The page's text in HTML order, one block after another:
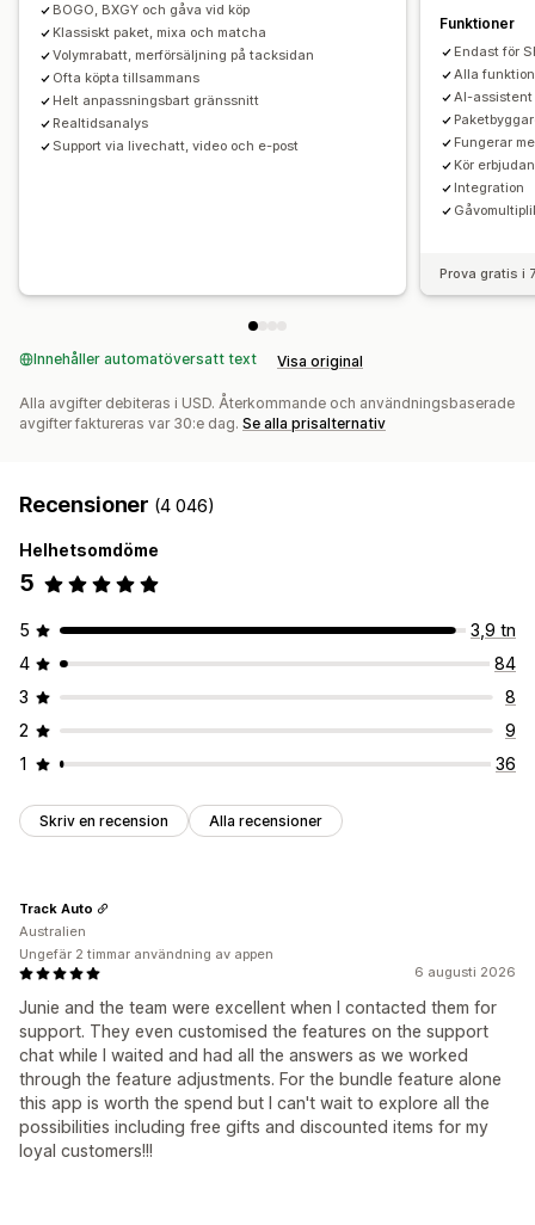
Prioriterad hantering
Analysverktyg
Klickfrekvenser Konverteringsgrad Trattens prestanda
Stegvisa mängdrabatter Rabatter
Rabattbelopp
Procentuella rabatter
Rabatter på hela varukorgen
Köp två, betala för en Prissättning för bulkorder
Dynamisk prissättning
Anpassad prissättning
BOGO, BXGY och gåva vid köp
Klassiskt paket, mixa och matcha
Volymrabatt, merförsäljning på tacksidan
Ofta köpta tillsammans
Helt anpassningsbart gränssnitt
Realtidsanalys
Support via livechatt, video och e-post
Funktioner
Endast för
Alla
AI-assistent
Fungerar
Kör
Integration
Prova gratis i
Innehåller automatöversatt text Visa original
Alla avgifter debiteras i USD. Återkommande och användningsbaserade
avgifter faktureras var 30:e dag. Se alla prisalternativ
Recensioner (4 046)
Helhetsomdöme
5
5
3,9 tn
4
84
3
8
2
9
1
36
Skriv en recension Alla recensioner
6 augusti 2026
Junie and the team were excellent when I contacted them for
support. They even customised the features on the support
chat while I waited and had all the answers as we worked
through the feature adjustments. For the bundle feature alone
this app is worth the spend but I can't wait to explore all the
possibilities including free gifts and discounted items for my
loyal customers!!!
Track Auto
Australien
Ungefär 2 timmar användning av appen